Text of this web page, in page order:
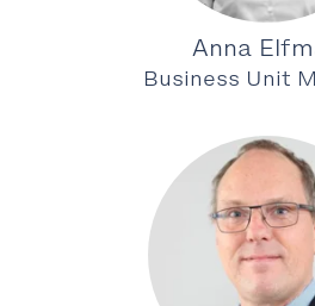
Anna
Business Unit